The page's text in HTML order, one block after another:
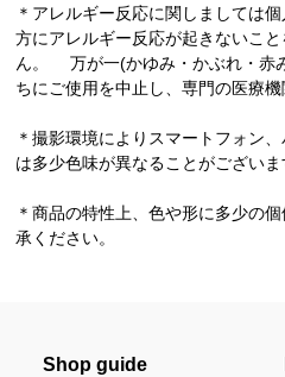
＊アレルギー反応に関しましては
方にアレルギー反応が起きないこ
ん。 万が一(かゆみ・かぶれ・赤
ちにご使用を中止し、専門の医療機
＊撮影環境によりスマートフォン
は多少色味が異なることがございま
＊商品の特性上、色や形に多少の
承ください。
Shop guide